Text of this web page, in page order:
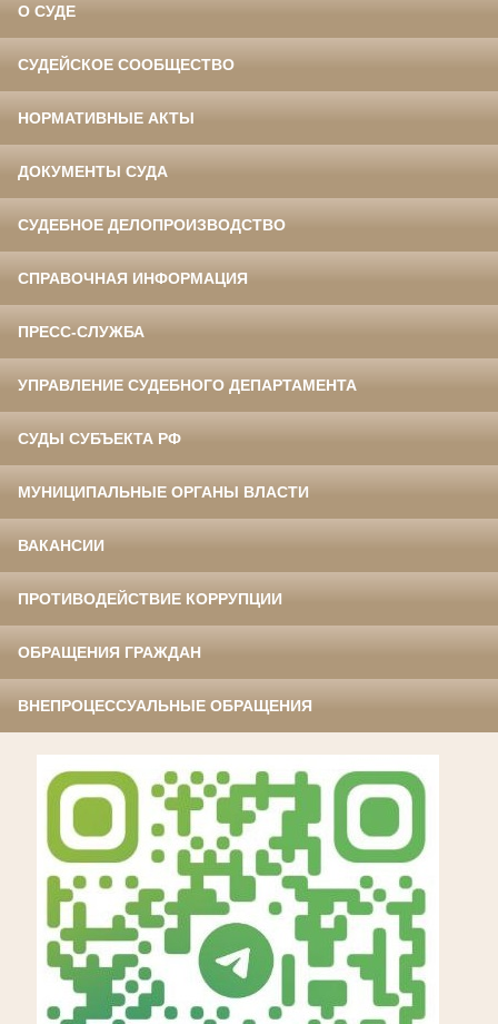
О СУДЕ
СУДЕЙСКОЕ СООБЩЕСТВО
НОРМАТИВНЫЕ АКТЫ
ДОКУМЕНТЫ СУДА
СУДЕБНОЕ ДЕЛОПРОИЗВОДСТВО
СПРАВОЧНАЯ ИНФОРМАЦИЯ
ПРЕСС-СЛУЖБА
УПРАВЛЕНИЕ СУДЕБНОГО ДЕПАРТАМЕНТА
СУДЫ СУБЪЕКТА РФ
МУНИЦИПАЛЬНЫЕ ОРГАНЫ ВЛАСТИ
ВАКАНСИИ
ПРОТИВОДЕЙСТВИЕ КОРРУПЦИИ
ОБРАЩЕНИЯ ГРАЖДАН
ВНЕПРОЦЕССУАЛЬНЫЕ ОБРАЩЕНИЯ